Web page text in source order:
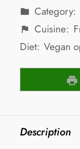
Category:
Cuisine:
Diet: Vegan
Description